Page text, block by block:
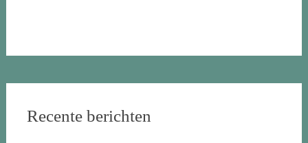
Recente berichten